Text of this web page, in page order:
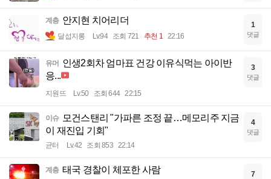
계층 안지현 치어리더
달섭지롱 Lv.94 조회 721 추천 1 22:16
1
댓글
유머 인생2회차 엄마표 건강 이유식먹는 아이반
응...
지원뜨 Lv.50 조회 644 22:15
3
댓글
이슈 모건스탠리 "가파른 조정 끝…메모리주 지금
이 재진입 기회"
균터 Lv.42 조회 853 22:14
4
댓글
계층 태국 경찰이 체포한 사람 7